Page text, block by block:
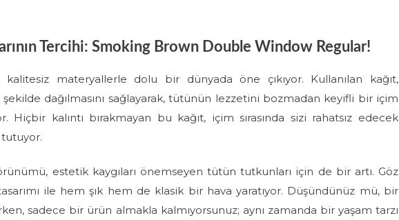
Tercihi: Smoking Brown Double Window Regular!
materyallerle dolu bir dünyada öne çıkıyor. Kullanılan kağıt,
dağılmasını sağlayarak, tütünün lezzetini bozmadan keyifli bir içim
Hiçbir kalıntı bırakmayan bu kağıt, içim sırasında sizi rahatsız edecek
estetik kaygıları önemseyen tütün tutkunları için de bir artı. Göz
ile hem şık hem de klasik bir hava yaratıyor. Düşündünüz mü, bir
sadece bir ürün almakla kalmıyorsunuz; aynı zamanda bir yaşam tarzı